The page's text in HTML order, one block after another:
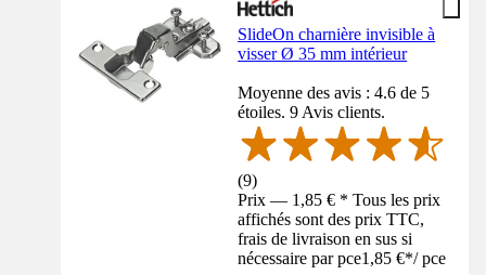
SlideOn charnière invisible à
visser Ø 35 mm intérieur
Moyenne des avis : 4.6 de 5
étoiles. 9 Avis clients.
(9)
Prix — 1,85 € * Tous les prix
affichés sont des prix TTC,
frais de livraison en sus si
nécessaire par pce1,85 €*/ pce